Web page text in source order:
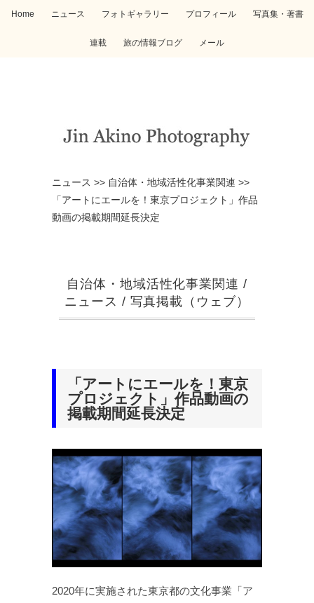
Home ニュース フォトギャラリー プロフィール 写真集・著書
連載 旅の情報ブログ メール
ニュース >> 自治体・地域活性化事業関連 >>
「アートにエールを！東京プロジェクト」作品
動画の掲載期間延長決定
自治体・地域活性化事業関連 /
ニュース / 写真掲載（ウェブ）
「アートにエールを！東京
プロジェクト」作品動画の
掲載期間延長決定
2020年に実施された東京都の文化事業「ア